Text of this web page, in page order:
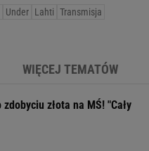
Under Lahti Transmisja
WIĘCEJ TEMATÓW
zdobyciu złota na MŚ! "Cały